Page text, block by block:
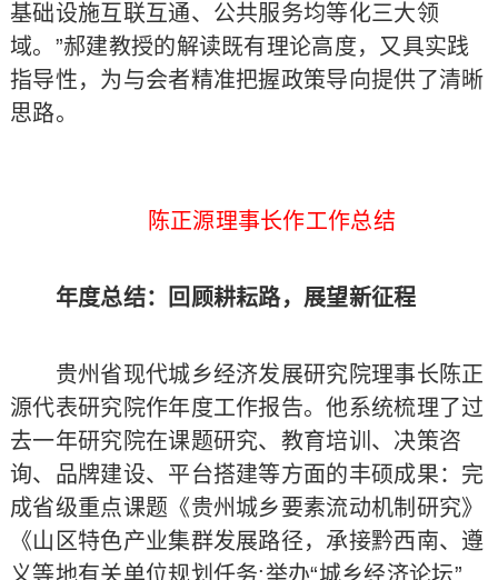
基础设施互联互通、公共服务均等化三大领
域。”郝建教授的解读既有理论高度，又具实践
指导性，为与会者精准把握政策导向提供了清晰
思路。
陈正源理事长作工作总结
年度总结：回顾耕耘路，展望新征程
贵州省现代城乡经济发展研究院理事长陈正
源代表研究院作年度工作报告。他系统梳理了过
去一年研究院在课题研究、教育培训、决策咨
询、品牌建设、平台搭建等方面的丰硕成果：完
成省级重点课题《贵州城乡要素流动机制研究》
《山区特色产业集群发展路径，承接黔西南、遵
义等地有关单位规划任务;举办“城乡经济论坛”